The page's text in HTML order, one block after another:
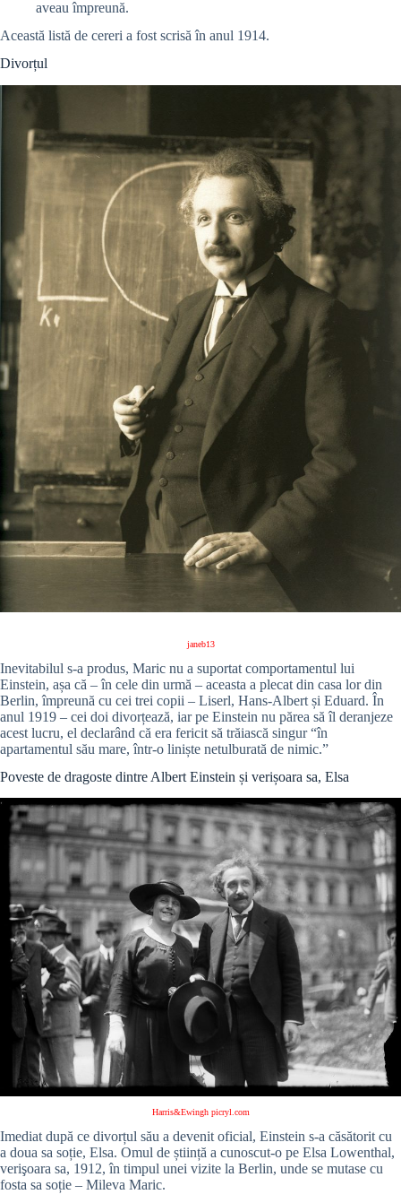
aveau împreună.
Această listă de cereri a fost scrisă în anul 1914.
Divorțul
janeb13
Inevitabilul s-a produs, Maric nu a suportat comportamentul lui
Einstein, așa că – în cele din urmă – aceasta a plecat din casa lor din
Berlin, împreună cu cei trei copii – Liserl, Hans-Albert și Eduard. În
anul 1919 – cei doi divorțează, iar pe Einstein nu părea să îl deranjeze
acest lucru, el declarând că era fericit să trăiască singur “în
apartamentul său mare, într-o liniște netulburată de nimic.”
Poveste de dragoste dintre Albert Einstein și verișoara sa, Elsa
Harris&Ewingh picryl.com
Imediat după ce divorțul său a devenit oficial, Einstein s-a căsătorit cu
a doua sa soție, Elsa. Omul de știință a cunoscut-o pe Elsa Lowenthal,
verişoara sa, 1912, în timpul unei vizite la Berlin, unde se mutase cu
fosta sa soție – Mileva Maric.